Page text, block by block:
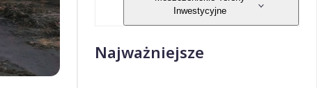
Inwestycyjne
Najważniejsze